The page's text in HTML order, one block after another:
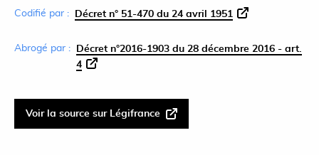
Codifié par : Décret n° 51-470 du 24 avril 1951
Abrogé par :
Décret n°2016-1903 du 28 décembre 2016 - art.
4
Voir la source sur Légifrance